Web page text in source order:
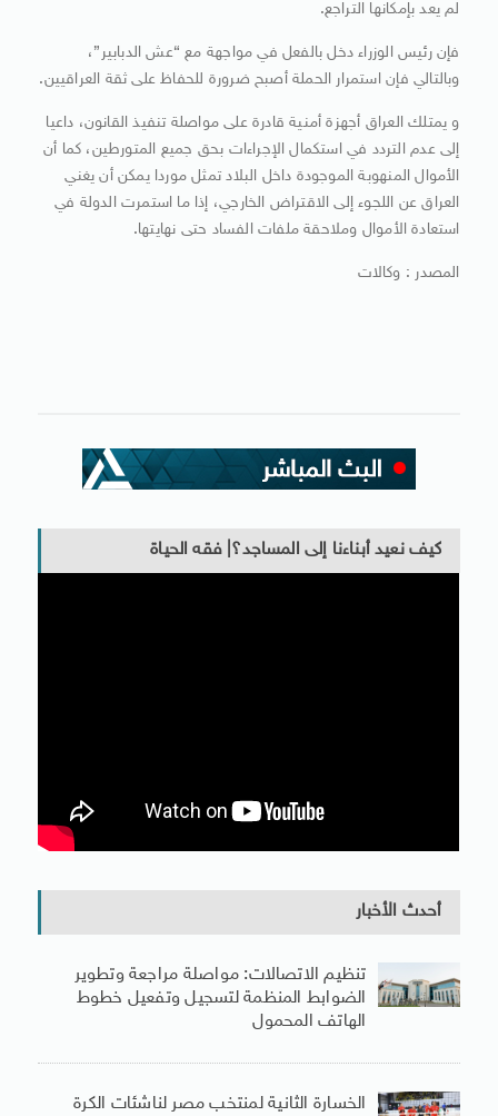
لم يعد بإمكانها التراجع.
فإن رئيس الوزراء دخل بالفعل في مواجهة مع “عش الدبابير”،
وبالتالي فإن استمرار الحملة أصبح ضرورة للحفاظ على ثقة العراقيين.
و يمتلك العراق أجهزة أمنية قادرة على مواصلة تنفيذ القانون، داعيا
إلى عدم التردد في استكمال الإجراءات بحق جميع المتورطين، كما أن
الأموال المنهوبة الموجودة داخل البلاد تمثل موردا يمكن أن يغني
العراق عن اللجوء إلى الاقتراض الخارجي، إذا ما استمرت الدولة في
استعادة الأموال وملاحقة ملفات الفساد حتى نهايتها.
المصدر : وكالات
كيف نعيد أبناءنا إلى المساجد؟| فقه الحياة
أحدث الأخبار
تنظيم الاتصالات: مواصلة مراجعة وتطوير
الضوابط المنظمة لتسجيل وتفعيل خطوط
الهاتف المحمول
الخسارة الثانية لمنتخب مصر لناشئات الكرة